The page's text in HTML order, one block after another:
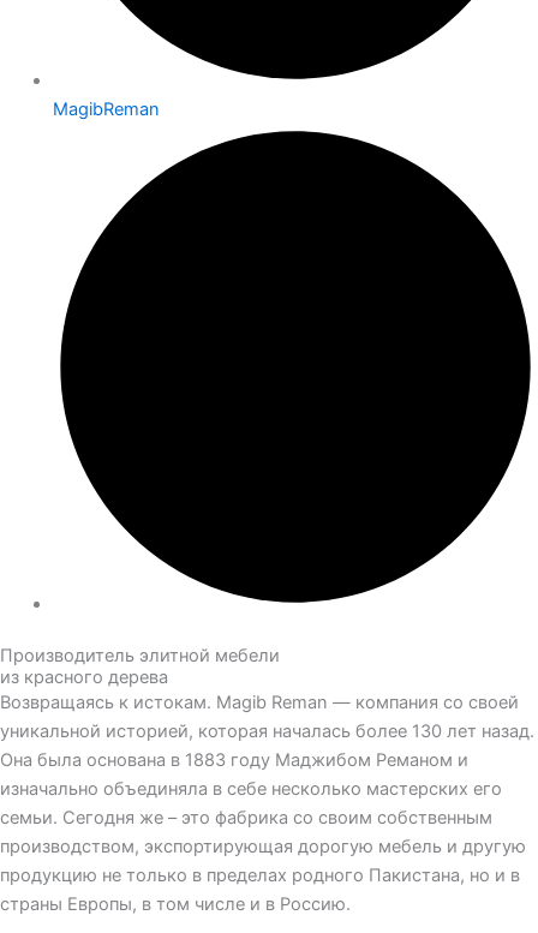
MagibReman
Производитель элитной мебели
из красного дерева
Возвращаясь к истокам. Magib Reman — компания со своей
уникальной историей, которая началась более 130 лет назад.
Она была основана в 1883 году Маджибом Реманом и
изначально объединяла в себе несколько мастерских его
семьи. Сегодня же – это фабрика со своим собственным
производством, экспортирующая дорогую мебель и другую
продукцию не только в пределах родного Пакистана, но и в
страны Европы, в том числе и в Россию.